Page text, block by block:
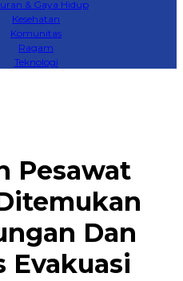
& Gaya Hidup
Kesehatan
Komunitas
Ragam
Teknologi
Pesawat
Dan
Evakuasi